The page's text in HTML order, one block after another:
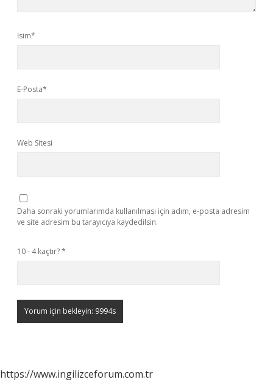
İsim*
E-Posta*
Web Sitesi
Daha sonraki yorumlarımda kullanılması için adım, e-posta adresim
ve site adresim bu tarayıcıya kaydedilsin.
10 - 4 kaçtır?*
https://www.ingilizceforum.com.tr